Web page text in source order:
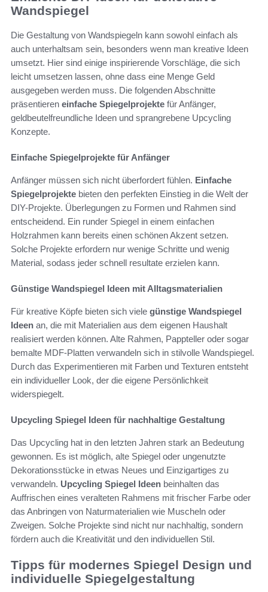
Wandspiegel
Die Gestaltung von Wandspiegeln kann sowohl einfach als
auch unterhaltsam sein, besonders wenn man kreative Ideen
umsetzt. Hier sind einige inspirierende Vorschläge, die sich
leicht umsetzen lassen, ohne dass eine Menge Geld
ausgegeben werden muss. Die folgenden Abschnitte
präsentieren einfache Spiegelprojekte für Anfänger,
geldbeutelfreundliche Ideen und sprangrebene Upcycling
Konzepte.
Einfache Spiegelprojekte für Anfänger
Anfänger müssen sich nicht überfordert fühlen. Einfache
Spiegelprojekte bieten den perfekten Einstieg in die Welt der
DIY-Projekte. Überlegungen zu Formen und Rahmen sind
entscheidend. Ein runder Spiegel in einem einfachen
Holzrahmen kann bereits einen schönen Akzent setzen.
Solche Projekte erfordern nur wenige Schritte und wenig
Material, sodass jeder schnell resultate erzielen kann.
Günstige Wandspiegel Ideen mit Alltagsmaterialien
Für kreative Köpfe bieten sich viele günstige Wandspiegel
Ideen an, die mit Materialien aus dem eigenen Haushalt
realisiert werden können. Alte Rahmen, Pappteller oder sogar
bemalte MDF-Platten verwandeln sich in stilvolle Wandspiegel.
Durch das Experimentieren mit Farben und Texturen entsteht
ein individueller Look, der die eigene Persönlichkeit
widerspiegelt.
Upcycling Spiegel Ideen für nachhaltige Gestaltung
Das Upcycling hat in den letzten Jahren stark an Bedeutung
gewonnen. Es ist möglich, alte Spiegel oder ungenutzte
Dekorationsstücke in etwas Neues und Einzigartiges zu
verwandeln. Upcycling Spiegel Ideen beinhalten das
Auffrischen eines veralteten Rahmens mit frischer Farbe oder
das Anbringen von Naturmaterialien wie Muscheln oder
Zweigen. Solche Projekte sind nicht nur nachhaltig, sondern
fördern auch die Kreativität und den individuellen Stil.
Tipps für modernes Spiegel Design und
individuelle Spiegelgestaltung